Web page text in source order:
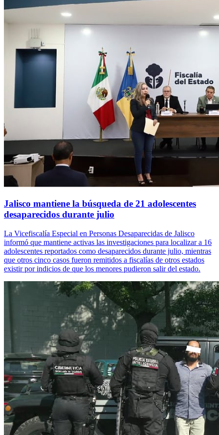
Jalisco mantiene la búsqueda de 21 adolescentes
desaparecidos durante julio
La Vicefiscalía Especial en Personas Desaparecidas de Jalisco
informó que mantiene activas las investigaciones para localizar a 16
adolescentes reportados como desaparecidos durante julio, mientras
que otros cinco casos fueron remitidos a fiscalías de otros estados
existir por indicios de que los menores pudieron salir del estado.